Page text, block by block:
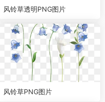
风铃草透明PNG图片
风铃草PNG图片